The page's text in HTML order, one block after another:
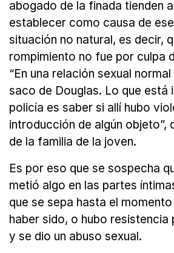
abogado de la finada tienden
establecer como causa de
situación no natural, es decir,
rompimiento no fue por culpa
“En una relación sexual
saco de Douglas. Lo que está
policía es saber si allí hubo
introducción de algún objeto”,
de la familia de la joven.
Es por eso que se sospecha
metió algo en las partes
que se sepa hasta el
haber sido, o hubo resistencia
y se dio un abuso sexual.